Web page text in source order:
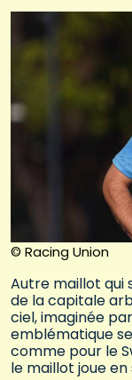
© Racing Union
Autre maillot qui
de la capitale
ciel, imaginée
emblématique
comme pour le
le maillot joue en